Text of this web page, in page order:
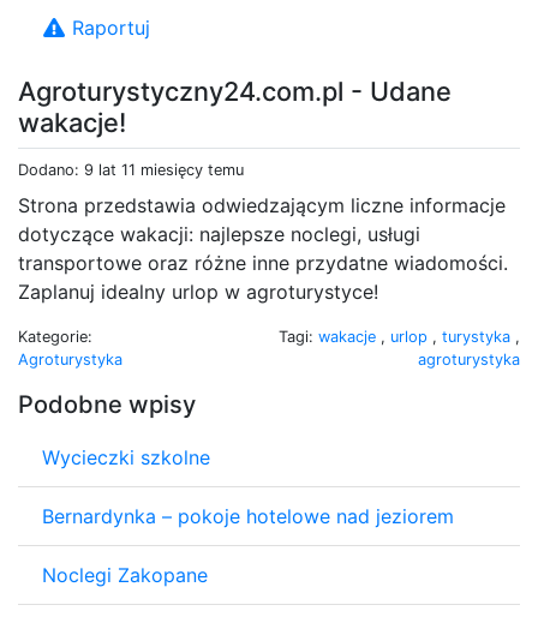
Agroturystyczny24.com.pl - Udane
wakacje!
Dodano: 9 lat 11 miesięcy temu
Strona przedstawia odwiedzającym liczne informacje
dotyczące wakacji: najlepsze noclegi, usługi
transportowe oraz różne inne przydatne wiadomości.
Zaplanuj idealny urlop w agroturystyce!
Kategorie:
Agroturystyka
Tagi: wakacje , urlop , turystyka ,
agroturystyka
Podobne wpisy
Wycieczki szkolne
Bernardynka – pokoje hotelowe nad jeziorem
Noclegi Zakopane
Raportuj